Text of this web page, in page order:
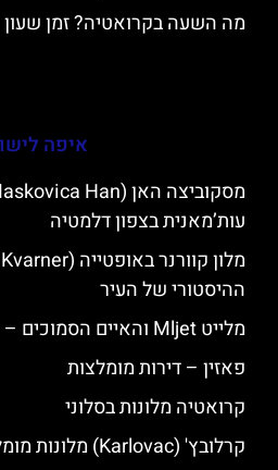
מה השעה בקרואטיה? זמן שעון
איפה
עות’מאנית בצפון דלמטיה
ההיסטורי של העיר
מלייט Mljet והאיים הסמוכים – מלונות מומלצים
פאזין – דירות מומלצות
קרואטיה מלונות בסלוני
קרלובץ' (Karlovac) מלונות מומלצים